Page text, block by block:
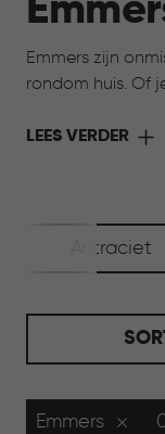
Emmers zijn
rondom huis. Of
een stuk
LEES VERDER
Antraciet
Emmers